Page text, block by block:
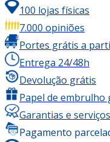
100 lojas físicas
7.000 opiniões
Portes grátis a
Entrega 24/48h
Devolução grátis
Papel de embrulho
Garantias e serviços
Pagamento